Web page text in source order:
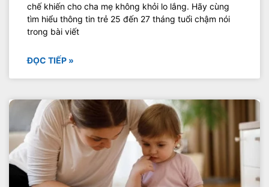
chế khiến cho cha mẹ không khỏi lo lắng. Hãy cùng
tìm hiểu thông tin trẻ 25 đến 27 tháng tuổi chậm nói
trong bài viết
ĐỌC TIẾP »